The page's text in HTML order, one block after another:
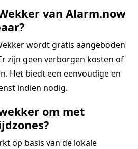
van Alarm.now
wordt gratis aangeboden
zijn geen verborgen kosten of
Het biedt een eenvoudige en
indien nodig.
om met
op basis van de lokale